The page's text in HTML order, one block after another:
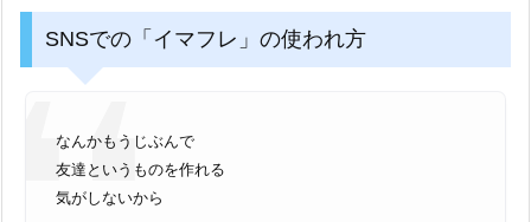
SNSでの「イマフレ」の使われ方
なんかもうじぶんで
友達というものを作れる
気がしないから